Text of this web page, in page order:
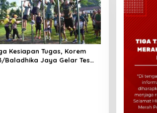
Kesiapan Tugas, Korem
Baladhika Jaya Gelar Tes